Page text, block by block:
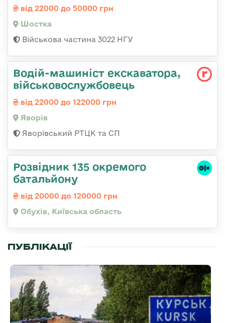
від 22000 до 50000 грн
Шостка
Військова частина 3022 НГУ
Водій-машиніст екскаватора,
військовослужбовець
від 22000 до 122000 грн
Яворів
Яворівський РТЦК та СП
Розвідник 135 окремого
батальйону
від 20000 до 120000 грн
Обухів, Київська область
ПУБЛІКАЦІЇ